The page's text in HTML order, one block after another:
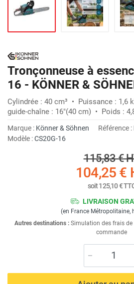
Tronçonneuse à
16 - KÖNNER &
Cylindrée : 40 cm³ • Puissance : 1,6
guide-chaîne : 16"(40 cm) • Poids :
Marque : Könner & Söhnen Référence :
Modèle :CS20G-16
115,83 €
104,25 €
soit125,10 €
LIVRAISON
(en France Métropolitaine,
Autres destinations : Simulation des frais
commande